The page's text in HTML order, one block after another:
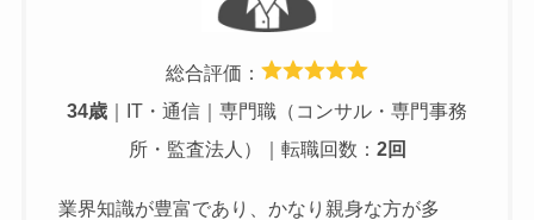
総合評価：
34歳 ｜IT・通信｜専門職（コンサル・専門事務
所・監査法人）｜転職回数： 2回
業界知識が豊富であり、かなり親身な方が多